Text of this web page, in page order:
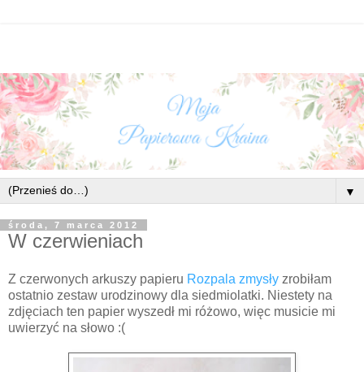
▼
środa, 7 marca 2012
W czerwieniach
Z czerwonych arkuszy papieru Rozpala zmysły zrobiłam
ostatnio zestaw urodzinowy dla siedmiolatki. Niestety na
zdjęciach ten papier wyszedł mi różowo, więc musicie mi
uwierzyć na słowo :(